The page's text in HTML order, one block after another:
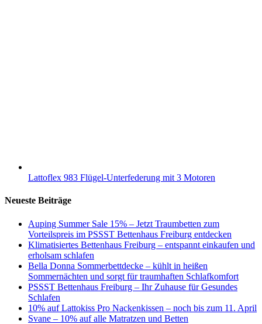
Lattoflex 983 Flügel-Unterfederung mit 3 Motoren
Neueste Beiträge
Auping Summer Sale 15% – Jetzt Traumbetten zum
Vorteilspreis im PSSST Bettenhaus Freiburg entdecken
Klimatisiertes Bettenhaus Freiburg – entspannt einkaufen und
erholsam schlafen
Bella Donna Sommerbettdecke – kühlt in heißen
Sommernächten und sorgt für traumhaften Schlafkomfort
PSSST Bettenhaus Freiburg – Ihr Zuhause für Gesundes
Schlafen
10% auf Lattokiss Pro Nackenkissen – noch bis zum 11. April
Svane – 10% auf alle Matratzen und Betten